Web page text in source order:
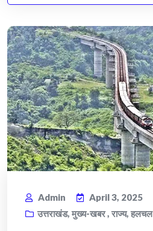
Admin
April 3, 2025
उत्तराखंड, मुख्य-खबर, राज्य, हलचल